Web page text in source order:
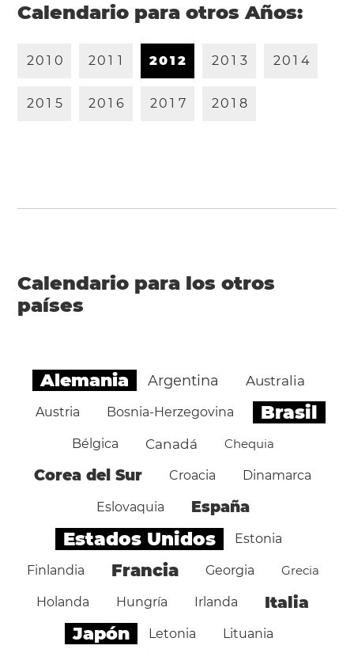
Calendario para otros Años:
20 1 0 20 1 1 201 2 20 1 3 20 1 4
20 1 5 20 1 6 20 1 7 20 1 8
Calendario para los otros
países
Alemania Argentina Australia
Austria Bosnia-Herzegovina Brasil
Bélgica Canadá Chequia
Corea del Sur Croacia Dinamarca
Eslovaquia España
Estados Unidos Estonia
Finlandia Francia Georgia Grecia
Holanda Hungría Irlanda Italia
Japón Letonia Lituania